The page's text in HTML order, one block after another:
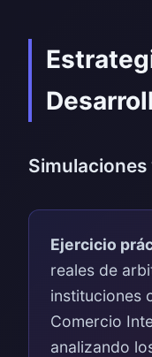
Simulaciones
Ejercicio
reales de
instituciones
Comercio
analizando